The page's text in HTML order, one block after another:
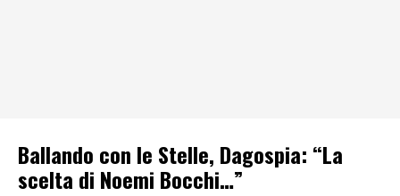
Ballando con le Stelle, Dagospia: “La
scelta di Noemi Bocchi…”